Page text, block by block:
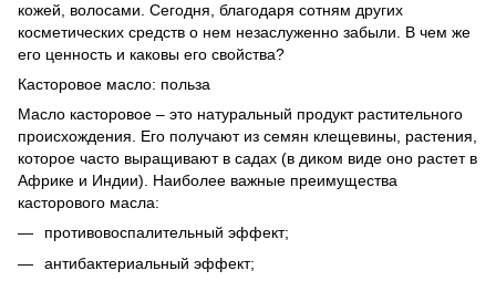
кожей, волосами. Сегодня, благодаря сотням других
косметических средств о нем незаслуженно забыли. В чем же
его ценность и каковы его свойства?
Касторовое масло: польза
Масло касторовое – это натуральный продукт растительного
происхождения. Его получают из семян клещевины, растения,
которое часто выращивают в садах (в диком виде оно растет в
Африке и Индии). Наиболее важные преимущества
касторового масла:
противовоспалительный эффект;
антибактериальный эффект;